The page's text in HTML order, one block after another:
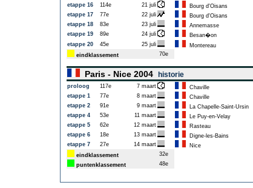
etappe 16
114e 21 juli Bourg d'Oisans
etappe 17
77e 22 juli Bourg d'Oisans
etappe 18
83e 23 juli Annemasse
etappe 19
89e 24 juli Besan�on
etappe 20
45e 25 juli Montereau
eindklassement
70e
Paris - Nice 2004 historie
proloog 117e 7 maart Chaville
etappe 1
77e 8 maart Chaville
etappe 2
91e 9 maart La Chapelle-Saint-Ursin
etappe 4
53e 11 maart Le Puy-en-Velay
etappe 5
62e 12 maart Rasteau
etappe 6
18e 13 maart Digne-les-Bains
etappe 7
27e 14 maart Nice
eindklassement
32e
puntenklassement
48e